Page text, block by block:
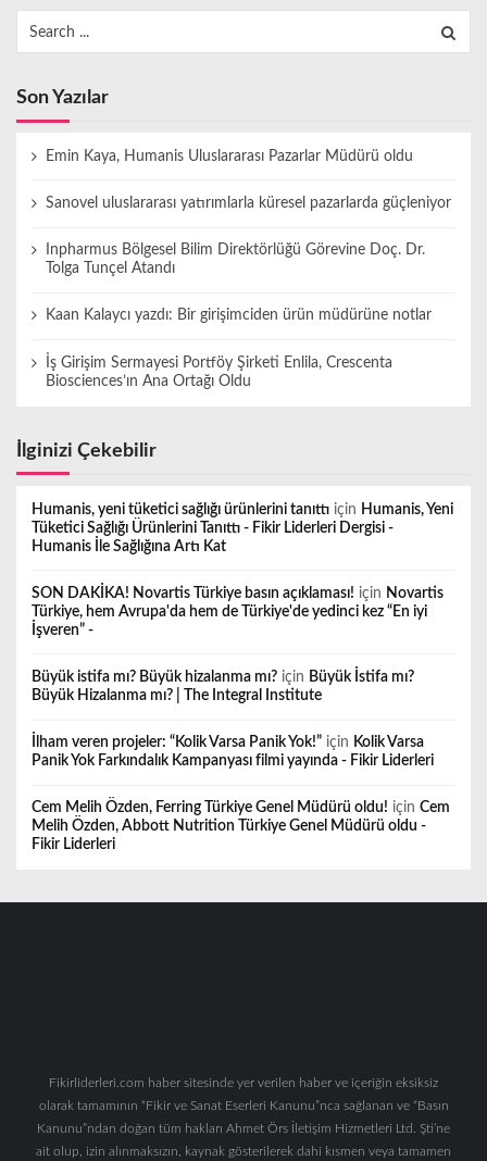
for:
Son Yazılar
Emin Kaya, Humanis Uluslararası Pazarlar Müdürü oldu
Sanovel uluslararası yatırımlarla küresel pazarlarda güçleniyor
Inpharmus Bölgesel Bilim Direktörlüğü Görevine Doç. Dr.
Tolga Tunçel Atandı
Kaan Kalaycı yazdı: Bir girişimciden ürün müdürüne notlar
İş Girişim Sermayesi Portföy Şirketi Enlila, Crescenta
Biosciences’ın Ana Ortağı Oldu
İlginizi Çekebilir
Humanis, yeni tüketici sağlığı ürünlerini tanıttı için Humanis, Yeni
Tüketici Sağlığı Ürünlerini Tanıttı - Fikir Liderleri Dergisi -
Humanis İle Sağlığına Artı Kat
SON DAKİKA! Novartis Türkiye basın açıklaması! için Novartis
Türkiye, hem Avrupa'da hem de Türkiye'de yedinci kez “En iyi
İşveren” -
Büyük istifa mı? Büyük hizalanma mı? için Büyük İstifa mı?
Büyük Hizalanma mı? | The Integral Institute
İlham veren projeler: “Kolik Varsa Panik Yok!” için Kolik Varsa
Panik Yok Farkındalık Kampanyası filmi yayında - Fikir Liderleri
Cem Melih Özden, Ferring Türkiye Genel Müdürü oldu! için Cem
Melih Özden, Abbott Nutrition Türkiye Genel Müdürü oldu -
Fikir Liderleri
Fikirliderleri.com haber sitesinde yer verilen haber ve içeriğin eksiksiz
olarak tamamının “Fikir ve Sanat Eserleri Kanunu”nca sağlanan ve “Basın
Kanunu”ndan doğan tüm hakları Ahmet Örs İletişim Hizmetleri Ltd. Şti’ne
ait olup, izin alınmaksızın, kaynak gösterilerek dahi kısmen veya tamamen